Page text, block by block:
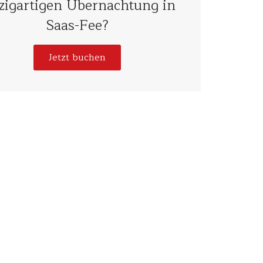
Übernachtung in
Saas-Fee?
Jetzt buchen